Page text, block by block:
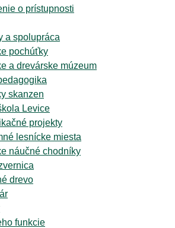
o prístupnosti
a spolupráca
pochúťky
a drevárske múzeum
skanzen
Levice
projekty
lesnícke miesta
náučné chodníky
drevo
funkcie